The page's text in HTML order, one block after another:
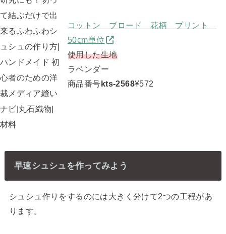
コットン ブロード 花柄 プリント
50cm単位
使用した生地
ラベンダー
商品番号kts-2568¥572
早速シュシュを作ってみよう
シュシュ作りをするのには大きく分けて2つの工程があ
ります。